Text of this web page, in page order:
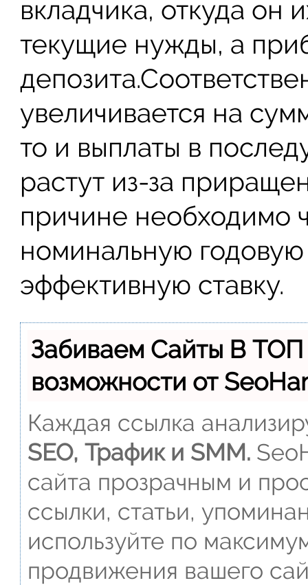
вкладчика, откуда
текущие нужды, а
увеличивается на
то и выплаты в
растут из-за
причине необходимо
номинальную годовую
эффективную ставку.
Забиваем Сайты В
возможности от
Каждая ссылка
SEO, Трафик и SMM.
сайта прозрачным и
ссылки, статьи,
используйте по
продвижения вашего